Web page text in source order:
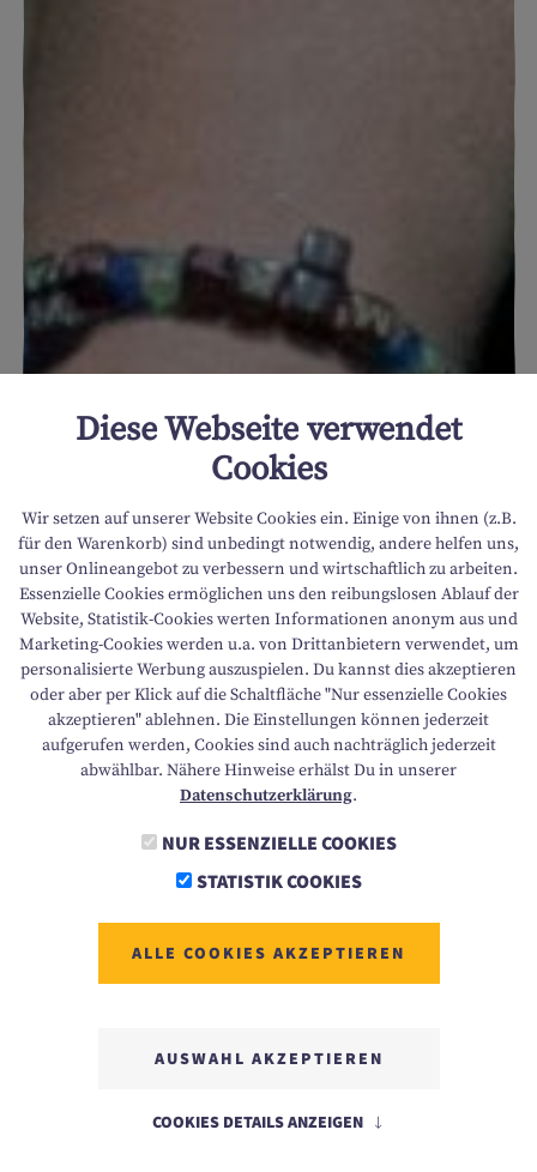
Diese Webseite verwendet
Cookies
Wir setzen auf unserer Website Cookies ein. Einige von ihnen (z.B.
für den Warenkorb) sind unbedingt notwendig, andere helfen uns,
unser Onlineangebot zu verbessern und wirtschaftlich zu arbeiten.
Essenzielle Cookies ermöglichen uns den reibungslosen Ablauf der
Website, Statistik-Cookies werten Informationen anonym aus und
Marketing-Cookies werden u.a. von Drittanbietern verwendet, um
personalisierte Werbung auszuspielen. Du kannst dies akzeptieren
oder aber per Klick auf die Schaltfläche "Nur essenzielle Cookies
akzeptieren" ablehnen. Die Einstellungen können jederzeit
aufgerufen werden, Cookies sind auch nachträglich jederzeit
abwählbar. Nähere Hinweise erhälst Du in unserer
Datenschutzerklärung.
NUR ESSENZIELLE COOKIES
STATISTIK COOKIES
ALLE COOKIES AKZEPTIEREN
AUSWAHL AKZEPTIEREN
COOKIES DETAILS ANZEIGEN